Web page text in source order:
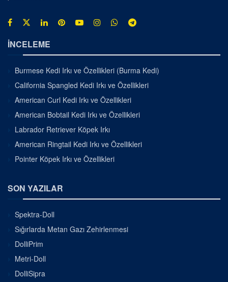
İNCELEME
Burmese Kedi Irkı ve Özellikleri (Burma Kedi)
California Spangled Kedi Irkı ve Özellikleri
American Curl Kedi Irkı ve Özellikleri
American Bobtail Kedi Irkı ve Özellikleri
Labrador Retriever Köpek Irkı
American Ringtail Kedi Irkı ve Özellikleri
Pointer Köpek Irkı ve Özellikleri
SON YAZILAR
Spektra-Doll
Sığırlarda Metan Gazı Zehirlenmesi
DolliPrim
Metri-Doll
DolliSipra